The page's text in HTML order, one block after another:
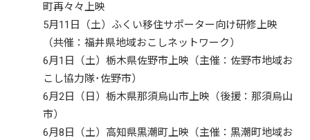
町再々々上映
5月11日（土）ふくい移住サポーター向け研修上映
（共催：福井県地域おこしネットワーク）
6月1日（土）栃木県佐野市上映（主催：佐野市地域お
こし協力隊･佐野市）
6月2日（日）栃木県那須烏山市上映（後援：那須烏山
市）
6月8日（土）高知県黒潮町上映（主催：黒潮町地域お